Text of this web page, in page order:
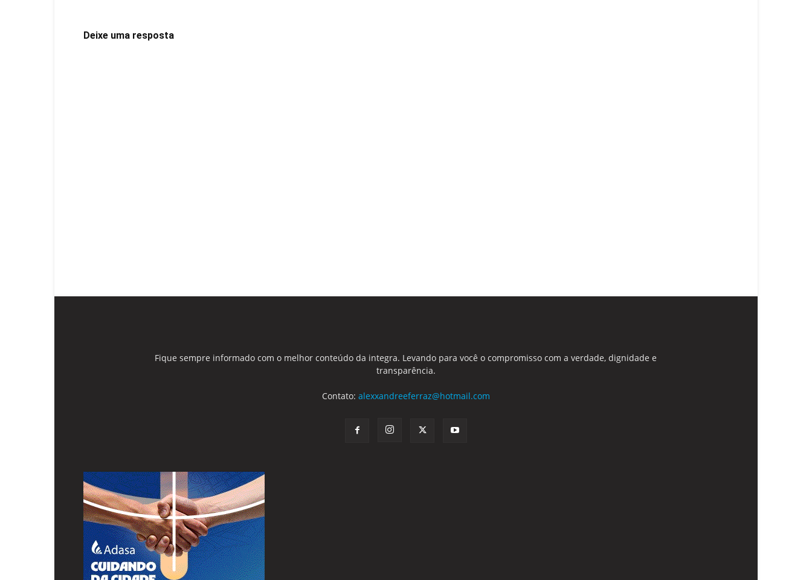
Deixe uma resposta
Fique sempre informado com o melhor conteúdo da integra. Levando para você o compromisso com a verdade, dignidade e
transparência.
Contato: alexxandreeferraz@hotmail.com